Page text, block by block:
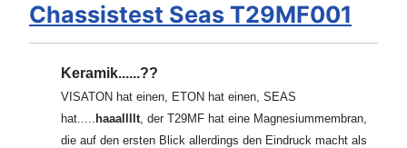
Chassistest Seas T29MF001
Keramik......??
VISATON hat einen, ETON hat einen, SEAS
hat..... haaallllt, der T29MF hat eine Magnesiummembran,
die auf den ersten Blick allerdings den Eindruck macht als